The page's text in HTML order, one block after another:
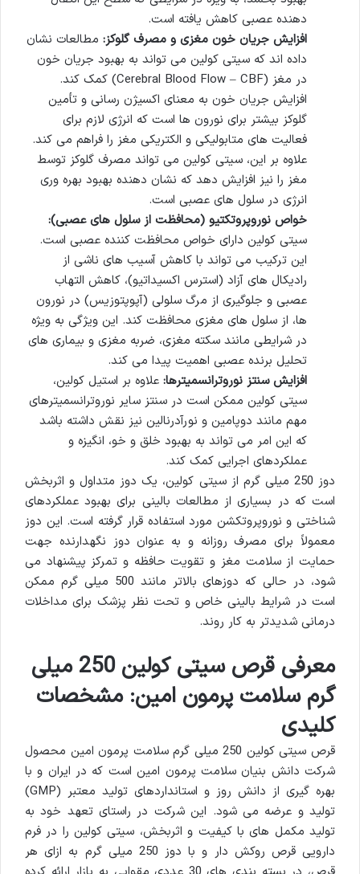
دهنده عصبی کاهش یافته است.
افزایش جریان خون مغزی و مصرف گلوکز: مطالعات نشان
داده اند که سیتی کولین می تواند به بهبود جریان خون
در مغز (Cerebral Blood Flow – CBF) کمک کند.
افزایش جریان خون به معنای اکسیژن رسانی و تأمین
گلوکز بیشتر برای نورون ها است که انرژی لازم برای
فعالیت های متابولیکی و الکتریکی مغز را فراهم می کند.
علاوه بر این، سیتی کولین می تواند مصرف گلوکز توسط
مغز را نیز افزایش دهد که نشان دهنده بهبود بهره وری
انرژی در سلول های عصبی است.
خواص نوروپروتکتیو (محافظت از سلول های عصبی):
سیتی کولین دارای خواص محافظت کننده عصبی است.
این ترکیب می تواند با کاهش آسیب های ناشی از
رادیکال های آزاد (استرس اکسیداتیو)، کاهش التهاب
عصبی و جلوگیری از مرگ سلولی (آپوپتوزیس) در نورون
ها، از سلول های مغزی محافظت کند. این ویژگی به ویژه
در شرایطی مانند سکته مغزی، ضربه مغزی و بیماری های
تحلیل برنده عصبی اهمیت پیدا می کند.
افزایش سنتز نوروترانسمیترها: علاوه بر استیل کولین،
سیتی کولین ممکن است در سنتز سایر نوروترانسمیترهای
مهم مانند دوپامین و نورآدرنالین نیز نقش داشته باشد
که این امر می تواند به بهبود خلق و خو، انگیزه و
عملکردهای اجرایی کمک کند.
دوز 250 میلی گرم از سیتی کولین، یک دوز متداول و اثربخش
است که در بسیاری از مطالعات بالینی برای بهبود عملکردهای
شناختی و نوروپروتکشن مورد استفاده قرار گرفته است. این دوز
معمولاً برای مصرف روزانه و به عنوان دوز نگهدارنده جهت
حمایت از سلامت مغز و تقویت حافظه و تمرکز پیشنهاد می
شود، در حالی که دوزهای بالاتر مانند 500 میلی گرم ممکن
است در شرایط بالینی خاص و تحت نظر پزشک برای مداخلات
درمانی شدیدتر به کار روند.
معرفی قرص سیتی کولین 250 میلی
گرم سلامت پرمون امین: مشخصات
کلیدی
قرص سیتی کولین 250 میلی گرم سلامت پرمون امین محصول
شرکت دانش بنیان سلامت پرمون امین است که در ایران و با
بهره گیری از دانش روز و استانداردهای تولید معتبر (GMP)
تولید و عرضه می شود. این شرکت در راستای تعهد خود به
تولید مکمل های با کیفیت و اثربخش، سیتی کولین را در فرم
دارویی قرص روکش دار و با دوز 250 میلی گرم به ازای هر